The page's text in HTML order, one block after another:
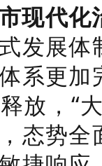
代化
发展
系更
放，“
态势